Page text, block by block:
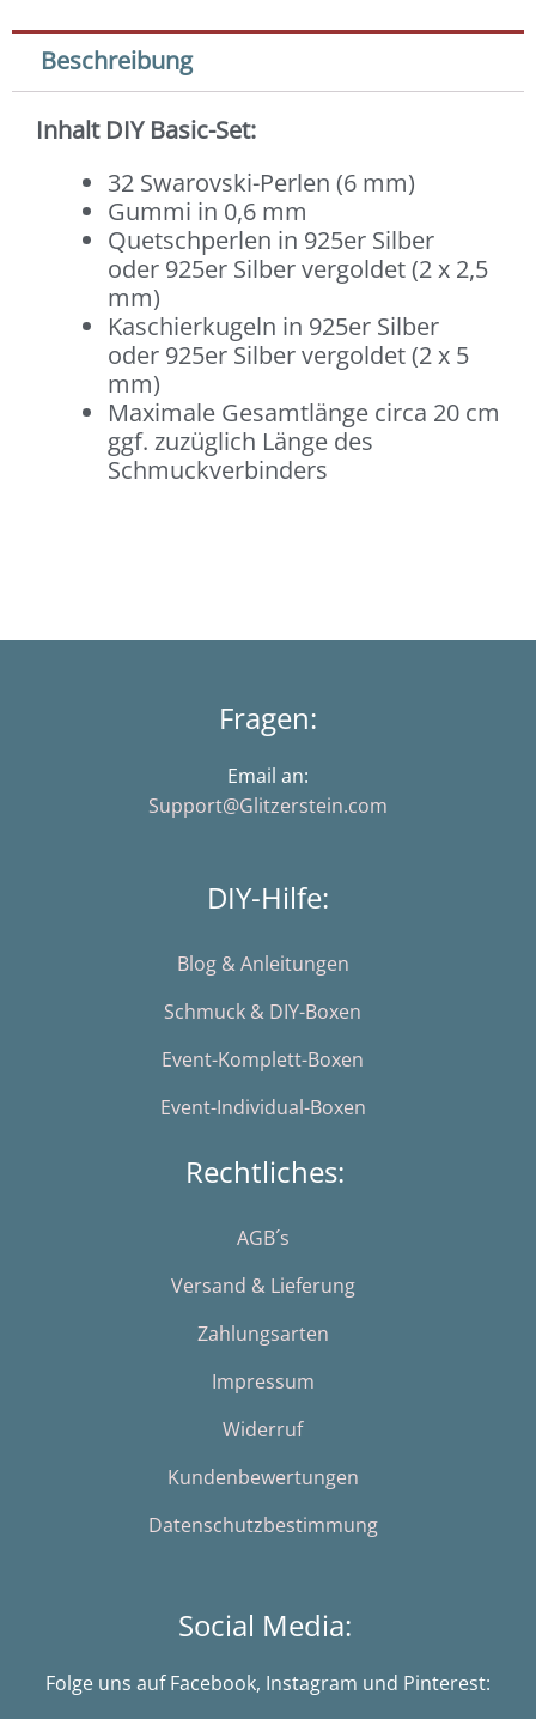
Beschreibung
Inhalt DIY Basic-Set:
32 Swarovski-Perlen (6 mm)
Gummi in 0,6 mm
Quetschperlen in 925er Silber
oder 925er Silber vergoldet (2 x 2,5
mm)
Kaschierkugeln in 925er Silber
oder 925er Silber vergoldet (2 x 5
mm)
Maximale Gesamtlänge circa 20 cm
ggf. zuzüglich Länge des
Schmuckverbinders
Fragen:
Email an:
Support@Glitzerstein.com
DIY-Hilfe:
Blog & Anleitungen
Schmuck & DIY-Boxen
Event-Komplett-Boxen
Event-Individual-Boxen
Rechtliches:
AGB´s
Versand & Lieferung
Zahlungsarten
Impressum
Widerruf
Kundenbewertungen
Datenschutzbestimmung
Social Media:
Folge uns auf Facebook, Instagram und Pinterest: